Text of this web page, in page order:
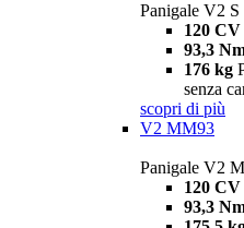
Panigale V2 S
120 CV
93,3
176 kg
senza
scopri di più
V2 MM93
Panigale V2
120 CV
93,3